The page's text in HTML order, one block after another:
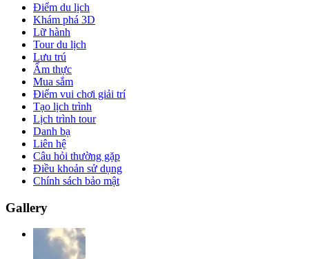
Điểm du lịch
Khám phá 3D
Lữ hành
Tour du lịch
Lưu trú
Ẩm thực
Mua sắm
Điểm vui chơi giải trí
Tạo lịch trình
Lịch trình tour
Danh bạ
Liên hệ
Câu hỏi thường gặp
Điều khoản sử dụng
Chính sách bảo mật
Gallery